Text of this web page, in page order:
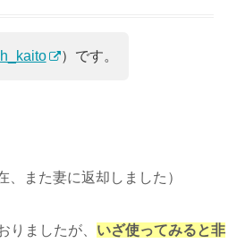
）です。
また妻に返却しました）
ましたが、 いざ使ってみると非